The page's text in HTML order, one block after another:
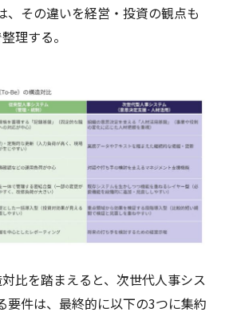
、その違いを経営・投資の観点も
理する。
比を踏まえると、次世代人事シス
要件は、最終的に以下の3つに集約